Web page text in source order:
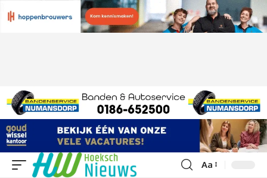
Lettergrootte
Aa